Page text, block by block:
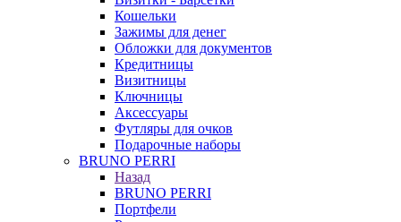
Кошельки
Зажимы для денег
Обложки для документов
Кредитницы
Визитницы
Ключницы
Аксессуары
Футляры для очков
Подарочные наборы
BRUNO PERRI
Назад
BRUNO PERRI
Портфели